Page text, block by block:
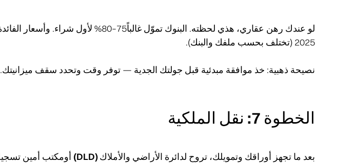
2025 (تختلف بحسب ملفك والبنك).
نصيحة ذهبية: خذ موافقة مبدئية قبل جولتك الجدية — توفر وقت وتحدد سقف ميزانيتك.
الخطوة 7: نقل الملكية
بعد ما تجهز أوراقك وتمويلك، تروح لدائرة الأراضي والأملاك(DLD)